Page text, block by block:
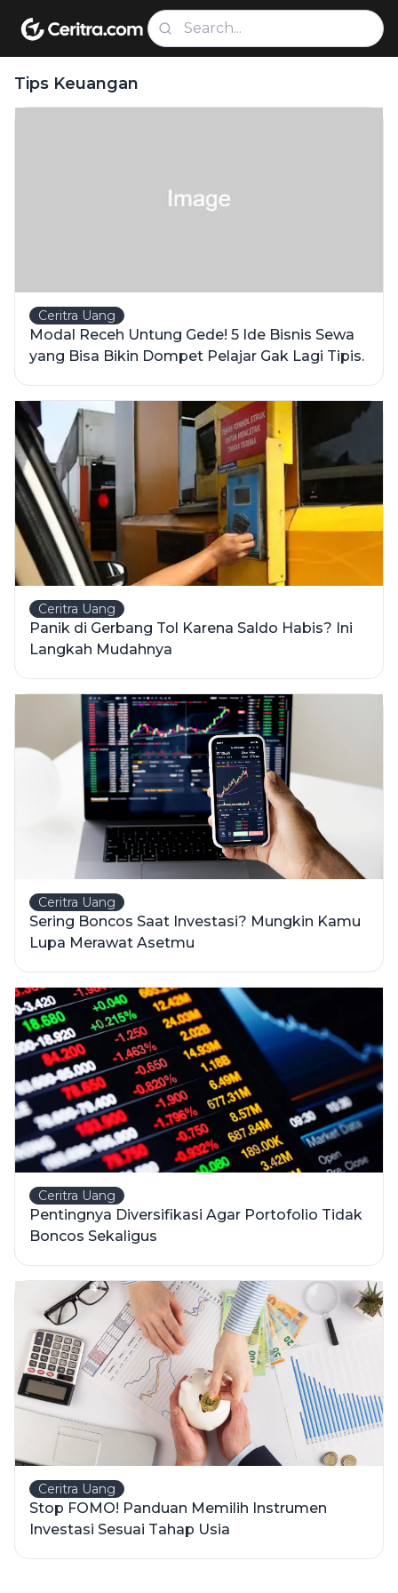
Tips Keuangan
Ceritra Uang
Modal Receh Untung Gede! 5 Ide Bisnis Sewa
yang Bisa Bikin Dompet Pelajar Gak Lagi Tipis.
Ceritra Uang
Panik di Gerbang Tol Karena Saldo Habis? Ini
Langkah Mudahnya
Ceritra Uang
Sering Boncos Saat Investasi? Mungkin Kamu
Lupa Merawat Asetmu
Ceritra Uang
Pentingnya Diversifikasi Agar Portofolio Tidak
Boncos Sekaligus
Ceritra Uang
Stop FOMO! Panduan Memilih Instrumen
Investasi Sesuai Tahap Usia